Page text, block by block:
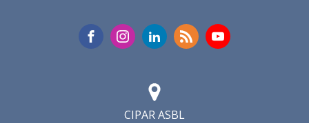
CIPAR ASBL